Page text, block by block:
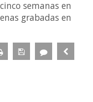
semanas en
grabadas en